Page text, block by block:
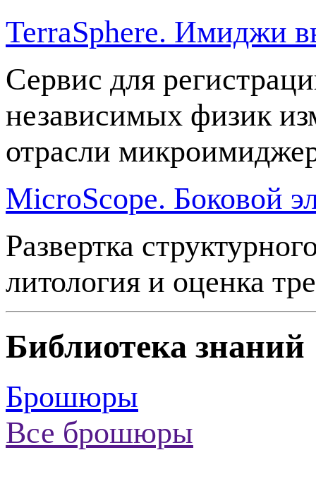
TerraSphere. Имиджи
Сервис для
независимых физик
отрасли
MicroScope. Боковой
Развертка
литология и оценка
Библиотека знаний
Брошюры
Все брошюры